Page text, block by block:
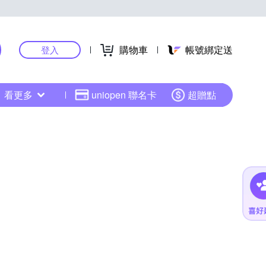
登入 購物車 帳號綁定送
看更多 uniopen 聯名卡 超贈點